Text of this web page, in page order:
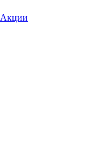
Акции